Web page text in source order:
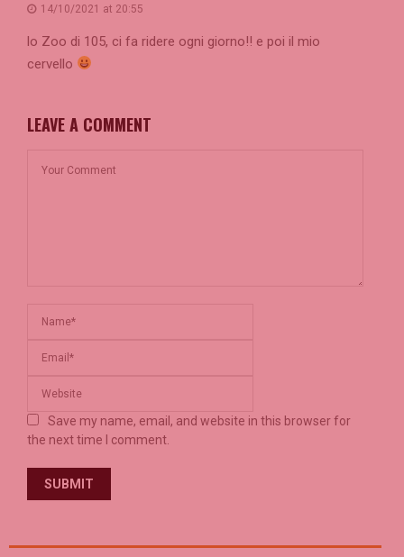
14/10/2021 at 20:55
lo Zoo di 105, ci fa ridere ogni giorno!! e poi il mio
cervello
LEAVE A COMMENT
Save my name, email, and website in this browser for
the next time I comment.